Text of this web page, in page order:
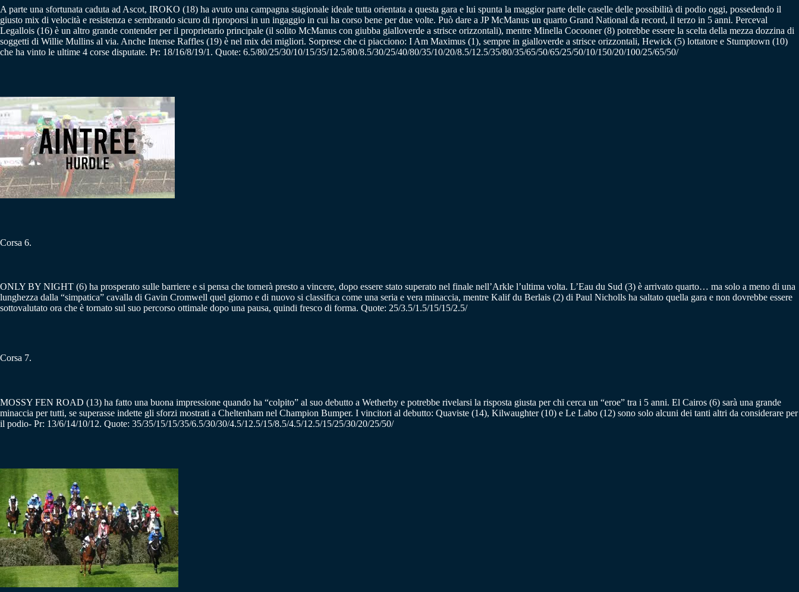
A parte una sfortunata caduta ad Ascot, IROKO (18) ha avuto una campagna stagionale ideale tutta orientata a questa gara e lui spunta la maggior parte delle caselle delle possibilità di podio oggi, possedendo il
giusto mix di velocità e resistenza e sembrando sicuro di riproporsi in un ingaggio in cui ha corso bene per due volte. Può dare a JP McManus un quarto Grand National da record, il terzo in 5 anni. Perceval
Legallois (16) è un altro grande contender per il proprietario principale (il solito McManus con giubba gialloverde a strisce orizzontali), mentre Minella Cocooner (8) potrebbe essere la scelta della mezza dozzina di
soggetti di Willie Mullins al via. Anche Intense Raffles (19) è nel mix dei migliori. Sorprese che ci piacciono: I Am Maximus (1), sempre in gialloverde a strisce orizzontali, Hewick (5) lottatore e Stumptown (10)
che ha vinto le ultime 4 corse disputate. Pr: 18/16/8/19/1. Quote: 6.5/80/25/30/10/15/35/12.5/80/8.5/30/25/40/80/35/10/20/8.5/12.5/35/80/35/65/50/65/25/50/10/150/20/100/25/65/50/
Corsa 6.
ONLY BY NIGHT (6) ha prosperato sulle barriere e si pensa che tornerà presto a vincere, dopo essere stato superato nel finale nell’Arkle l’ultima volta. L’Eau du Sud (3) è arrivato quarto… ma solo a meno di una
lunghezza dalla “simpatica” cavalla di Gavin Cromwell quel giorno e di nuovo si classifica come una seria e vera minaccia, mentre Kalif du Berlais (2) di Paul Nicholls ha saltato quella gara e non dovrebbe essere
sottovalutato ora che è tornato sul suo percorso ottimale dopo una pausa, quindi fresco di forma. Quote: 25/3.5/1.5/15/15/2.5/
Corsa 7.
MOSSY FEN ROAD (13) ha fatto una buona impressione quando ha “colpito” al suo debutto a Wetherby e potrebbe rivelarsi la risposta giusta per chi cerca un “eroe” tra i 5 anni. El Cairos (6) sarà una grande
minaccia per tutti, se superasse indette gli sforzi mostrati a Cheltenham nel Champion Bumper. I vincitori al debutto: Quaviste (14), Kilwaughter (10) e Le Labo (12) sono solo alcuni dei tanti altri da considerare per
il podio- Pr: 13/6/14/10/12. Quote: 35/35/15/15/35/6.5/30/30/4.5/12.5/15/8.5/4.5/12.5/15/25/30/20/25/50/